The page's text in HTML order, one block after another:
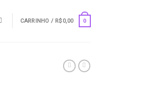
CARRINHO / R$0,00 0